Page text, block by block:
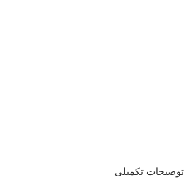
توضیحات تکمیلی